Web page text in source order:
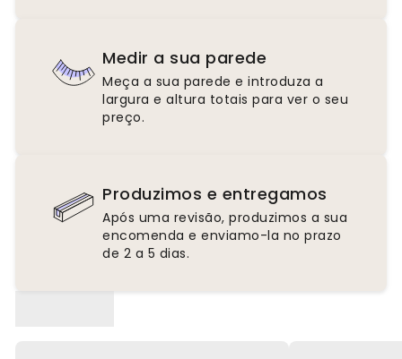
Medir a sua parede
Meça a sua parede e introduza a
largura e altura totais para ver o seu
preço.
Produzimos e entregamos
Após uma revisão, produzimos a sua
encomenda e enviamo-la no prazo
de 2 a 5 dias.